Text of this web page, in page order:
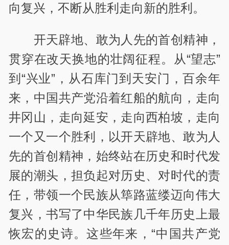
向复兴，不断从胜利走向新的胜利。
开天辟地、敢为人先的首创精神，
贯穿在改天换地的壮阔征程。从“望志”
到“兴业”，从石库门到天安门，百余年
来， 中国共产党沿着红船的航向，走向
井冈山，走向延安，走向西柏坡，走向
一个又一个胜利，以开天辟地、敢为人
先的首创精神，始终站在历史和时代发
展的潮头，担负起对历史、对时代的责
任，带领一个民族从筚路蓝缕迈向伟大
复兴，书写了中华民族几千年历史上最
恢宏的史诗。这些年来，“中国共产党